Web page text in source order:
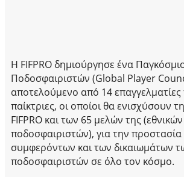
Η FIFPRO δημιούργησε ένα
Ποδοσφαιριστών (Global Player
αποτελούμενο από 14 επαγγελματίες
παίκτριες, οι οποίοι θα ενισχύσουν
FIFPRO και των 65 μελών της
ποδοσφαιριστών), για την
συμφερόντων και των δικαιωμάτων
ποδοσφαιριστών σε όλο τον κόσμο.